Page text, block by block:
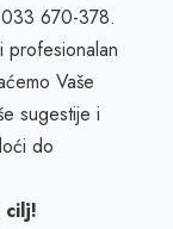
670-378.
profesionalan
Vaše
sugestije i
do
cilj!